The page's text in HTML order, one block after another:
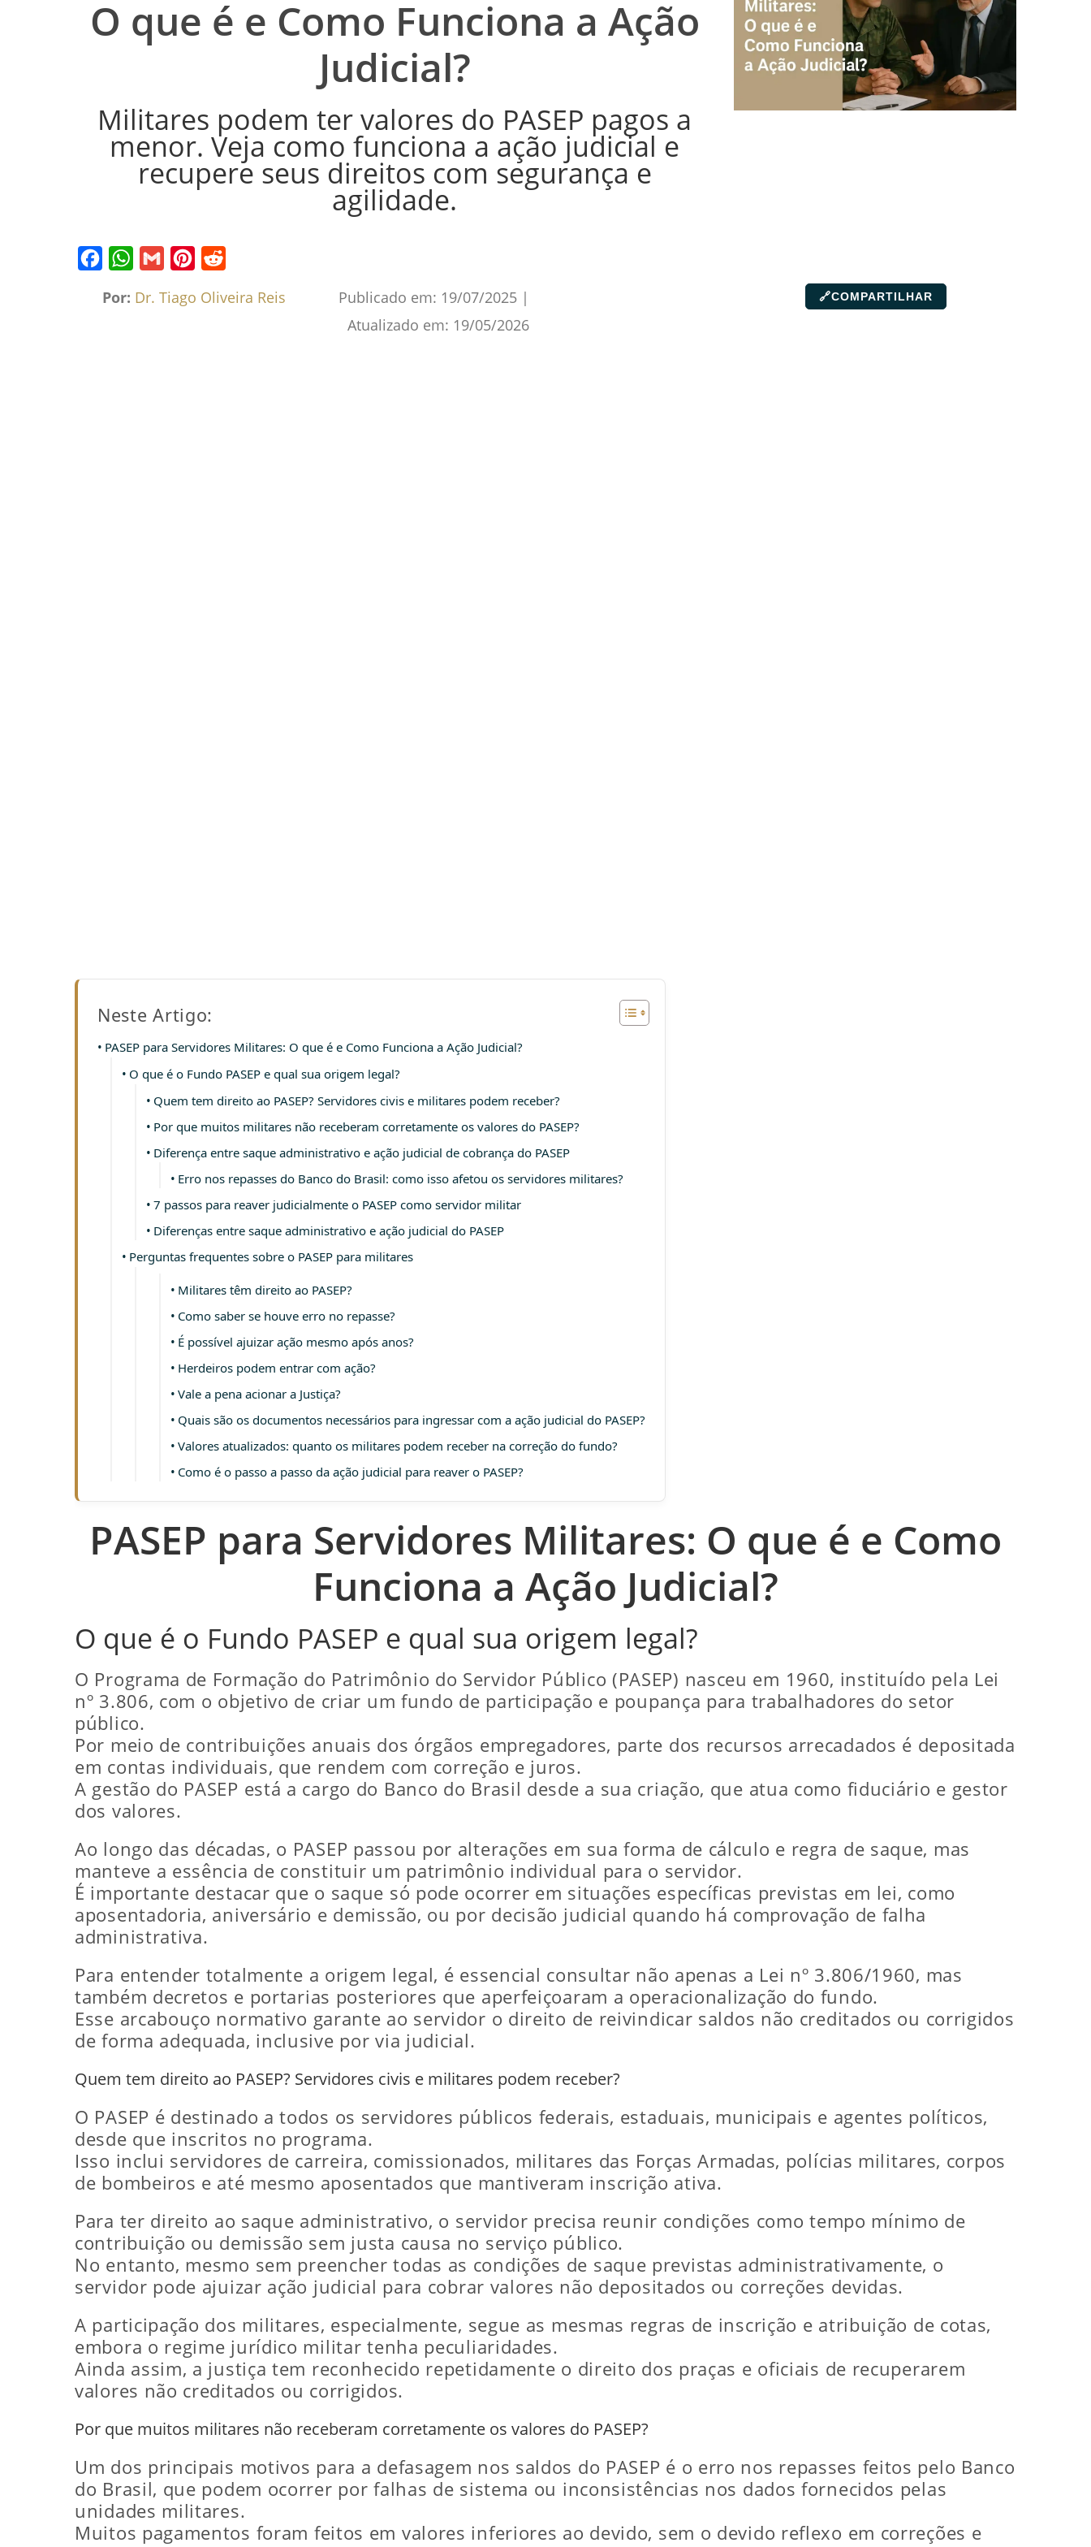
O que é e Como Funciona a Ação
Judicial?
Militares podem ter valores do PASEP pagos a
menor. Veja como funciona a ação judicial e
recupere seus direitos com segurança e
agilidade.
Por: Dr. Tiago Oliveira Reis Publicado em: 19/07/2025 |
Atualizado em: 19/05/2026
🔗COMPARTILHAR
Neste Artigo:
PASEP para Servidores Militares: O que é e Como Funciona a Ação Judicial?
O que é o Fundo PASEP e qual sua origem legal?
Quem tem direito ao PASEP? Servidores civis e militares podem receber?
Por que muitos militares não receberam corretamente os valores do PASEP?
Diferença entre saque administrativo e ação judicial de cobrança do PASEP
Erro nos repasses do Banco do Brasil: como isso afetou os servidores militares?
7 passos para reaver judicialmente o PASEP como servidor militar
Diferenças entre saque administrativo e ação judicial do PASEP
Perguntas frequentes sobre o PASEP para militares
Militares têm direito ao PASEP?
Como saber se houve erro no repasse?
É possível ajuizar ação mesmo após anos?
Herdeiros podem entrar com ação?
Vale a pena acionar a Justiça?
Quais são os documentos necessários para ingressar com a ação judicial do PASEP?
Valores atualizados: quanto os militares podem receber na correção do fundo?
Como é o passo a passo da ação judicial para reaver o PASEP?
PASEP para Servidores Militares: O que é e Como
Funciona a Ação Judicial?
O que é o Fundo PASEP e qual sua origem legal?
O Programa de Formação do Patrimônio do Servidor Público (PASEP) nasceu em 1960, instituído pela Lei
nº 3.806, com o objetivo de criar um fundo de participação e poupança para trabalhadores do setor
público.
Por meio de contribuições anuais dos órgãos empregadores, parte dos recursos arrecadados é depositada
em contas individuais, que rendem com correção e juros.
A gestão do PASEP está a cargo do Banco do Brasil desde a sua criação, que atua como fiduciário e gestor
dos valores.
Ao longo das décadas, o PASEP passou por alterações em sua forma de cálculo e regra de saque, mas
manteve a essência de constituir um patrimônio individual para o servidor.
É importante destacar que o saque só pode ocorrer em situações específicas previstas em lei, como
aposentadoria, aniversário e demissão, ou por decisão judicial quando há comprovação de falha
administrativa.
Para entender totalmente a origem legal, é essencial consultar não apenas a Lei nº 3.806/1960, mas
também decretos e portarias posteriores que aperfeiçoaram a operacionalização do fundo.
Esse arcabouço normativo garante ao servidor o direito de reivindicar saldos não creditados ou corrigidos
de forma adequada, inclusive por via judicial.
Quem tem direito ao PASEP? Servidores civis e militares podem receber?
O PASEP é destinado a todos os servidores públicos federais, estaduais, municipais e agentes políticos,
desde que inscritos no programa.
Isso inclui servidores de carreira, comissionados, militares das Forças Armadas, polícias militares, corpos
de bombeiros e até mesmo aposentados que mantiveram inscrição ativa.
Para ter direito ao saque administrativo, o servidor precisa reunir condições como tempo mínimo de
contribuição ou demissão sem justa causa no serviço público.
No entanto, mesmo sem preencher todas as condições de saque previstas administrativamente, o
servidor pode ajuizar ação judicial para cobrar valores não depositados ou correções devidas.
A participação dos militares, especialmente, segue as mesmas regras de inscrição e atribuição de cotas,
embora o regime jurídico militar tenha peculiaridades.
Ainda assim, a justiça tem reconhecido repetidamente o direito dos praças e oficiais de recuperarem
valores não creditados ou corrigidos.
Por que muitos militares não receberam corretamente os valores do PASEP?
Um dos principais motivos para a defasagem nos saldos do PASEP é o erro nos repasses feitos pelo Banco
do Brasil, que podem ocorrer por falhas de sistema ou inconsistências nos dados fornecidos pelas
unidades militares.
Muitos pagamentos foram feitos em valores inferiores ao devido, sem o devido reflexo em correções e